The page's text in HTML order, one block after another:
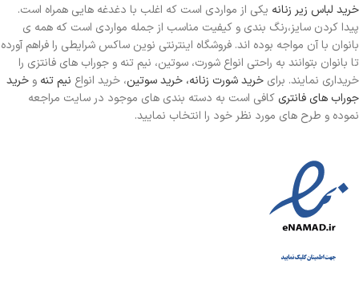
خرید لباس زیر زنانه یکی از مواردی است که اغلب با دغدغه هایی همراه است.
پیدا کردن سایز،رنگ بندی و کیفیت مناسب از جمله مواردی است که همه ی
بانوان با آن مواجه بوده اند. فروشگاه اینترنتی نوین ساکس شرایطی را فراهم آورده
تا بانوان بتوانند به راحتی انواع شورت، سوتین، نیم تنه و جوراب های فانتزی را
خریداری نمایند. برای خرید شورت زنانه، خرید سوتین، خرید انواع نیم تنه و خرید
جوراب های فانتری کافی است به دسته بندی های موجود در سایت مراجعه
نموده و طرح های مورد نظر خود را انتخاب نمایید.